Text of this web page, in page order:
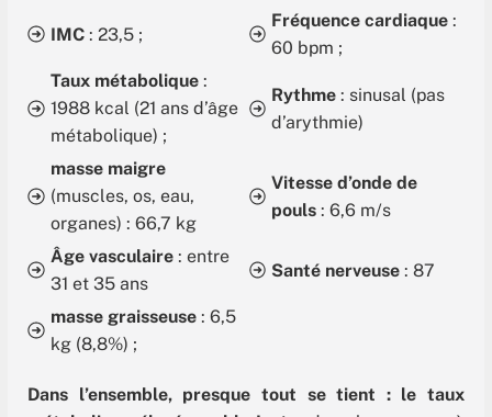
IMC : 23,5 ;
Fréquence cardiaque :
60 bpm ;
Taux métabolique :
1988 kcal (21 ans d’âge
métabolique) ;
Rythme : sinusal (pas
d’arythmie)
masse maigre
(muscles, os, eau,
organes) : 66,7 kg
Vitesse d’onde de
pouls : 6,6 m/s
Âge vasculaire : entre
31 et 35 ans
Santé nerveuse : 87
masse graisseuse: 6,5
kg (8,8%) ;
Dans l’ensemble, presque tout se tient : le taux